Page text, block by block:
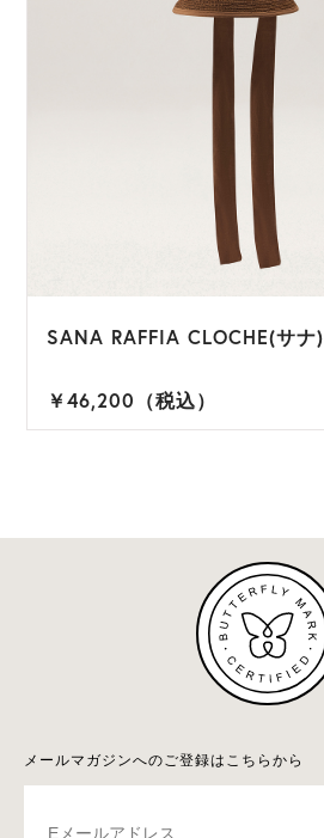
SANA RAFFIA CLOCHE(サナ)
￥46,200（税込）
メールマガジンへのご登録はこちらから